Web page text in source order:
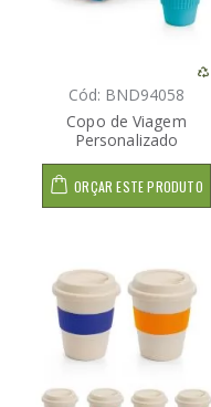
Cód: BND94058
Copo de Viagem
Personalizado
ORÇAR ESTE PRODUTO